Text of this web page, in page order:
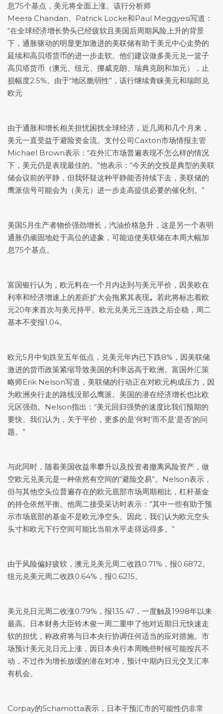
息75个基点，美元将全面上涨。该行分析师
Meera Chandan、Patrick Locke和Paul Meggyesi写道：
“在全球经济增长势头已经疲软且美国后周期风险上升的背景
下，通胀驱动的明显更加激进的美联储有助于美元中心走势的
延续和高贝塔货币的进一步走软。他们建议做多美元兑一篮子
高贝塔货币（澳元、纽元、挪威克朗、瑞典克朗和加元），止
损幅度2.5%。由于“地区脆弱性”，该行继续青睐美元和瑞郎兑
欧元
由于通胀和增长相关担忧困扰全球经济，近几周和几个月来，
美元一直受益于避险资金流。支付公司Caxton市场情报主管
Michael Brown表示：“在外汇市场普遍表现不怎么样的情况
下，美元仍是表现最佳的。”他表示：“今天的交投是典型的美联
储会议前的平静，但我怀疑这种平静能否持续下去，美联储的
鹰派信号可能会为（美元）进一步走高提供必要的催化剂。”
美国5月生产者物价强劲增长，汽油价格急升，这是另一个表明
通胀仍顽固地处于高位的迹象，可能迫使美联储在本周大幅加
息75个基点。
富国银行认为，欧元料在一个月内达到与美元平价，因美欧在
利率和经济增速上的差距扩大会拖累其表现。 若此将标志着欧
元20年来首次与美元持平。 欧元兑美元三连跌之后企稳，周二
基本不变报1.04。
欧元5月中旬跌至五年低点，兑美元年内已下跌8%，因美联储
激进的货币政策紧缩导致美国的利率远高于欧洲。富国外汇策
略师Erik Nelson写道，美联储的行动正在对欧元构成压力，因
为欧洲央行走的路线没那么鹰派。美国的潜在经济增长也比欧
元区强劲。Nelson指出：“美元回归强势的速度比我们预期的
要快。我们认为，关于平价，更多的是‘何时’而不是‘是否’的问
题。”
与此同时，随着美国收益率攀升以及投资者撤离风险资产，做
空欧元兑美元是一种依然有空间的“避险交易”。Nelson表示，
但与其他空头位普遍存在的欧元底部市场周期相比，杠杆基金
的持仓依然平衡。他周二接受采访时表示：”其中一些有助于预
示市场底部的基金不是欧元净空头。因此，我们认为欧元空头
头寸和欧元下行空间可能比当前水平走得远得多。”
由于风险偏好疲软， 澳元兑美元周二收跌0.71%，报0.6872。
纽元兑美元周二收跌0.64%，报0.6215。
美元兑日元周二收涨0.79%，报135.47，一度触及1998年以来
最高。日本财务大臣铃木俊一周二重申了他对近期日元快速走
软的担忧，称政府将与日本央行协调任何适当的应对措施。市
场预计美元兑日元 上涨，因日本央行本周晚些时候可能按兵不
动，不过作为增长放缓的潜在对冲，预计中期内日元交叉汇率
有机会。
Corpay的Schamotta表示，日本干预汇市的可能性仍非常